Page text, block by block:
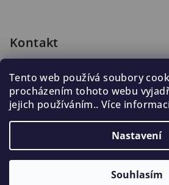
Tento web používá soubory
procházením tohoto webu
jejich používáním.. Více
Nastavení
Souhlasím
Kontakt
222 316 990
776 019 998, 602 537 625
Copyright 2026Blomus.cz.